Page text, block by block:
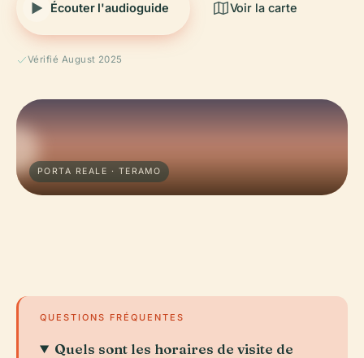
Écouter l'audioguide Voir la carte
Vérifié August 2025
PORTA REALE · TERAMO
QUESTIONS FRÉQUENTES
Quels sont les horaires de visite de